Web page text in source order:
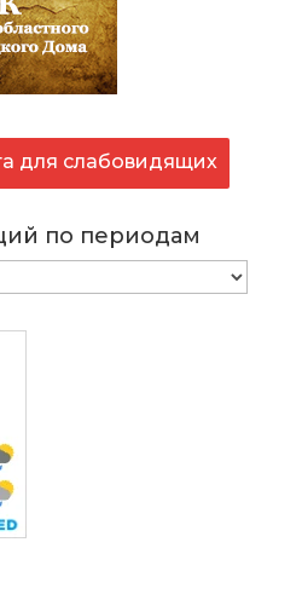
для слабовидящих
по периодам